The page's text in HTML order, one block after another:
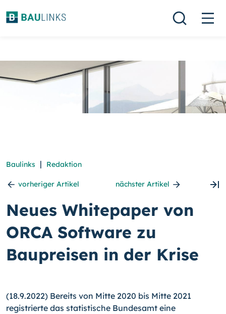
Baulinks | Redaktion
vorheriger Artikel nächster Artikel
Neues Whitepaper von
ORCA Software zu
Baupreisen in der Krise
(18.9.2022) Bereits von Mitte 2020 bis Mitte 2021
registrierte das statistische Bundesamt eine